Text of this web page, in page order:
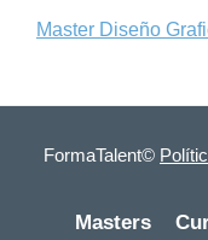
Master Diseño
FormaTalent©
Masters